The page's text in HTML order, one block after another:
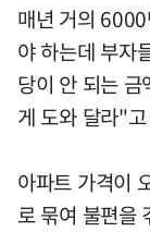
매년 거의
야 하는데 부자
당이 안 되는
게 도와 달라"
아파트 가격이
로 묶여 불편을